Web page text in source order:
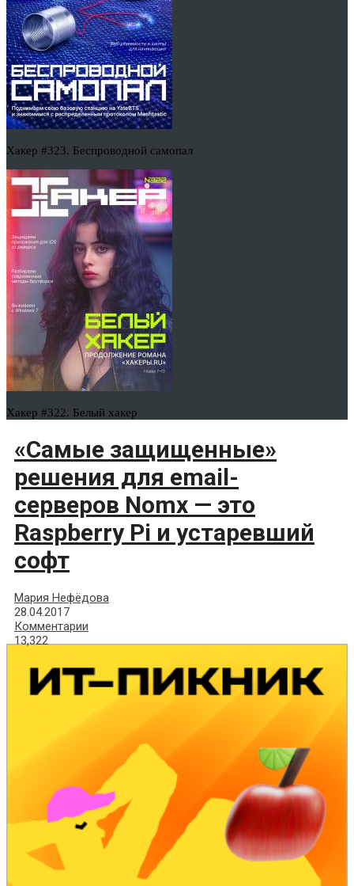
Хакер #323. Беспроводной самопал
Хакер #322. Белый хакер
«Самые защищенные»
решения для email-
серверов Nomx — это
Raspberry Pi и устаревший
софт
Мария Нефёдова
28.04.2017
Комментарии
13,322